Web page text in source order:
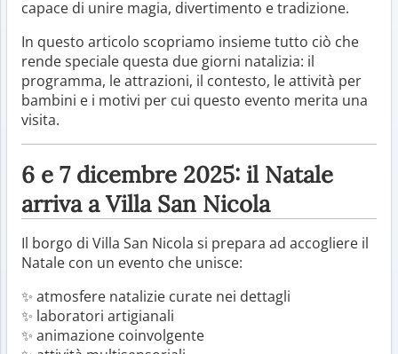
capace di unire magia, divertimento e tradizione.
In questo articolo scopriamo insieme tutto ciò che
rende speciale questa due giorni natalizia: il
programma, le attrazioni, il contesto, le attività per
bambini e i motivi per cui questo evento merita una
visita.
6 e 7 dicembre 2025: il Natale
arriva a Villa San Nicola
Il borgo di Villa San Nicola si prepara ad accogliere il
Natale con un evento che unisce:
✨ atmosfere natalizie curate nei dettagli
✨ laboratori artigianali
✨ animazione coinvolgente